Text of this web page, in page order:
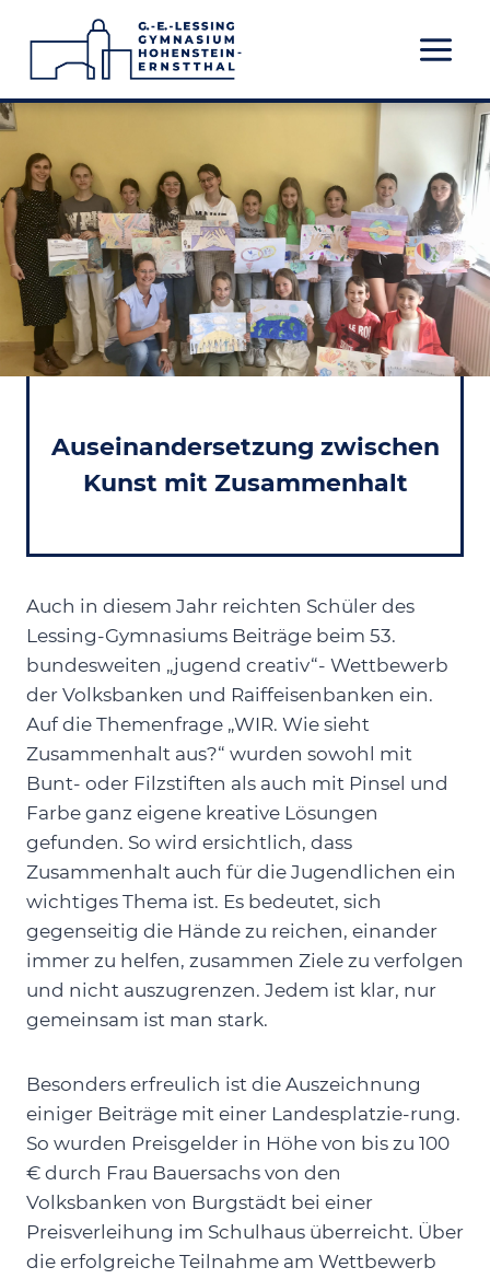
Inhalt
springen
Auseinandersetzung zwischen
Kunst mit Zusammenhalt
Auch in diesem Jahr reichten Schüler des
Lessing-Gymnasiums Beiträge beim 53.
bundesweiten „jugend creativ“- Wettbewerb
der Volksbanken und Raiffeisenbanken ein.
Auf die Themenfrage „WIR. Wie sieht
Zusammenhalt aus?“ wurden sowohl mit
Bunt- oder Filzstiften als auch mit Pinsel und
Farbe ganz eigene kreative Lösungen
gefunden. So wird ersichtlich, dass
Zusammenhalt auch für die Jugendlichen ein
wichtiges Thema ist. Es bedeutet, sich
gegenseitig die Hände zu reichen, einander
immer zu helfen, zusammen Ziele zu verfolgen
und nicht auszugrenzen. Jedem ist klar, nur
gemeinsam ist man stark.
Besonders erfreulich ist die Auszeichnung
einiger Beiträge mit einer Landesplatzie-rung.
So wurden Preisgelder in Höhe von bis zu 100
€ durch Frau Bauersachs von den
Volksbanken von Burgstädt bei einer
Preisverleihung im Schulhaus überreicht. Über
die erfolgreiche Teilnahme am Wettbewerb